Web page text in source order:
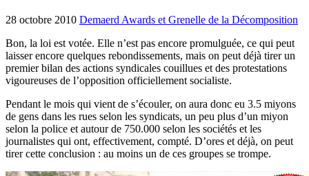
28 octobre 2010 Demaerd Awards et Grenelle de la Décomposition
Bon, la loi est votée. Elle n’est pas encore promulguée, ce qui peut
laisser encore quelques rebondissements, mais on peut déjà tirer un
premier bilan des actions syndicales couillues et des protestations
vigoureuses de l’opposition officiellement socialiste.
Pendant le mois qui vient de s’écouler, on aura donc eu 3.5 miyons
de gens dans les rues selon les syndicats, un peu plus d’un miyon
selon la police et autour de 750.000 selon les sociétés et les
journalistes qui ont, effectivement, compté. D’ores et déjà, on peut
tirer cette conclusion : au moins un de ces groupes se trompe.